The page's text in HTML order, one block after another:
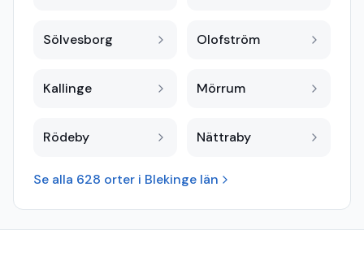
Sölvesborg Olofström
Kallinge Mörrum
Rödeby Nättraby
Se alla 628 orter i Blekinge län